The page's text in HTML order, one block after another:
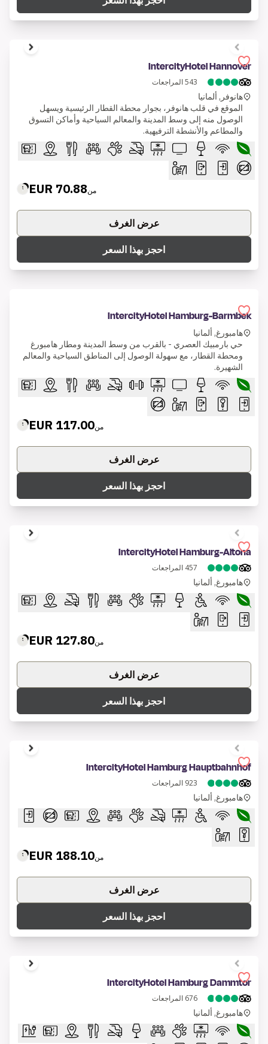
1 of 8
IntercityHotel Hannover
543المراجعات
هانوفر, ألمانيا
الموقع في قلب هانوفر، بجوار محطة القطار الرئيسية ويسهل
الوصول منه إلى وسط المدينة والمعالم السياحية وأماكن التسوق
والمطاعم والأنشطة الترفيهية.
من70.88 EUR
عرض الغرف
احجز بهذا السعر
IntercityHotel Hamburg-Barmbek
هامبورغ, ألمانيا
حي بارمبيك العصري - بالقرب من وسط المدينة ومطار هامبورغ
ومحطة القطار، مع سهولة الوصول إلى المناطق السياحية والمعالم
الشهيرة.
من117.00 EUR
عرض الغرف
احجز بهذا السعر
1 of 8
IntercityHotel Hamburg-Altona
457 المراجعات
هامبورغ, ألمانيا
من127.80 EUR
عرض الغرف
احجز بهذا السعر
1 of 6
IntercityHotel Hamburg Hauptbahnhof
923 المراجعات
هامبورغ, ألمانيا
من188.10 EUR
عرض الغرف
احجز بهذا السعر
1 of 6
IntercityHotel Hamburg Dammtor
676 المراجعات
هامبورغ, ألمانيا